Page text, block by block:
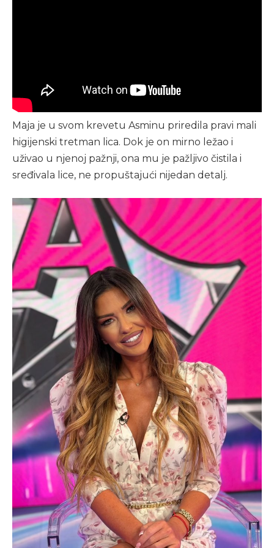
Maja je u svom krevetu Asminu priredila pravi mali
higijenski tretman lica. Dok je on mirno ležao i
uživao u njenoj pažnji, ona mu je pažljivo čistila i
sređivala lice, ne propuštajući nijedan detalj.